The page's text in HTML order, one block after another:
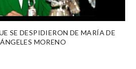
SE DESPIDIERON DE MARÍA DE
MORENO